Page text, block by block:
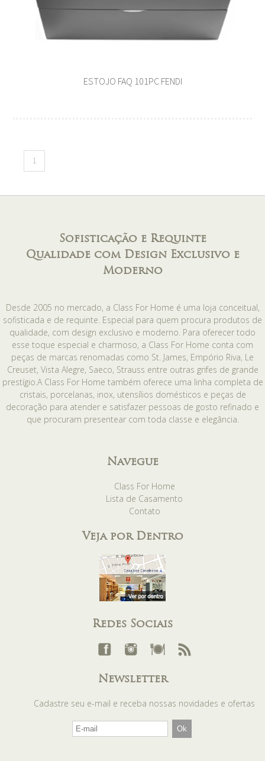
ESTOJO FAQ 101PC FENDI
1
Sofisticação e Requinte
Qualidade com Design Exclusivo e
Moderno
Desde 2005 no mercado, a Class For Home é uma loja conceitual,
sofisticada e de requinte. Especial para quem procura produtos de
qualidade, com design exclusivo e moderno. Para oferecer todo
esse toque especial e charmoso, a Class For Home conta com
peças de marcas renomadas como St. James, Empório Riva, Le
Creuset, Vista Alegre, Saeco, Strauss entre outras grifes de grande
prestígio.A Class For Home também oferece uma linha completa de
cristais, porcelanas, inox, utensílios domésticos e peças de
decoração para atender e satisfazer pessoas de gosto refinado e
que procuram presentear com toda classe e elegância.
Navegue
Class For Home
Lista de Casamento
Contato
Veja por Dentro
Redes Sociais
Newsletter
Cadastre seu e-mail e receba nossas novidades e ofertas